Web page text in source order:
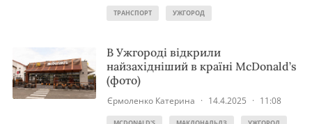
ТРАНСПОРТ УЖГОРОД
В Ужгороді відкрили
найзахідніший в країні McDonald’s
(фото)
Єрмоленко Катерина · 14.4.2025 · 11:08